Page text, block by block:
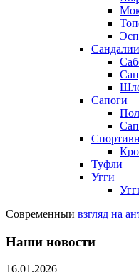
Сапоги
Туфли
Угги
Современныи взгляд на
Наши новости
16.01.2026